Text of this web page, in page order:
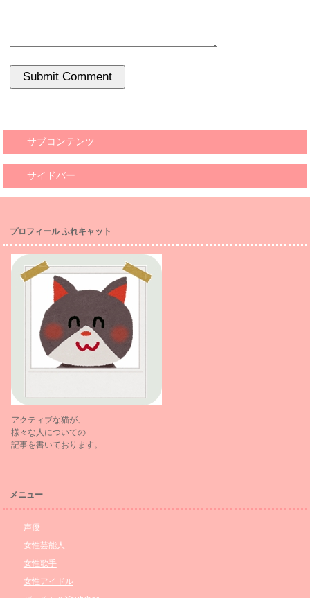
サブコンテンツ
サイドバー
プロフィール ふれキャット
アクティブな猫が、
様々な人についての
記事を書いております。
メニュー
声優
女性芸能人
女性歌手
女性アイドル